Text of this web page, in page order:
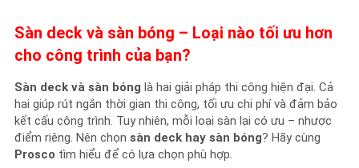
Sàn deck và sàn bóng – Loại nào tối ưu hơn
cho công trình của bạn?
Sàn deck và sàn bóng là hai giải pháp thi công hiện đại. Cả
hai giúp rút ngắn thời gian thi công, tối ưu chi phí và đảm bảo
kết cấu công trình. Tuy nhiên, mỗi loại sàn lại có ưu – nhược
điểm riêng. Nên chọn sàn deck hay sàn bóng? Hãy cùng
Prosco tìm hiểu để có lựa chọn phù hợp.